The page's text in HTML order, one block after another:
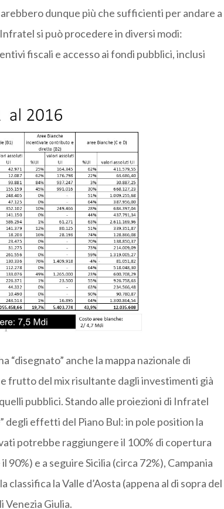
dunque più che sufficienti per andare a
si può procedere in diversi modi:
fiscali e accesso ai fondi pubblici, inclusi
“disegnato” anche la mappa nazionale di
frutto del mix risultante dagli investimenti già
pubblici. Stando alle proiezioni di Infratel
degli effetti del Piano Bul: in pole position la
potrebbe raggiungere il 100% di copertura
90%) e a seguire Sicilia (circa 72%), Campania
classifica la Valle d’Aosta (appena al di sopra del
Venezia Giulia.